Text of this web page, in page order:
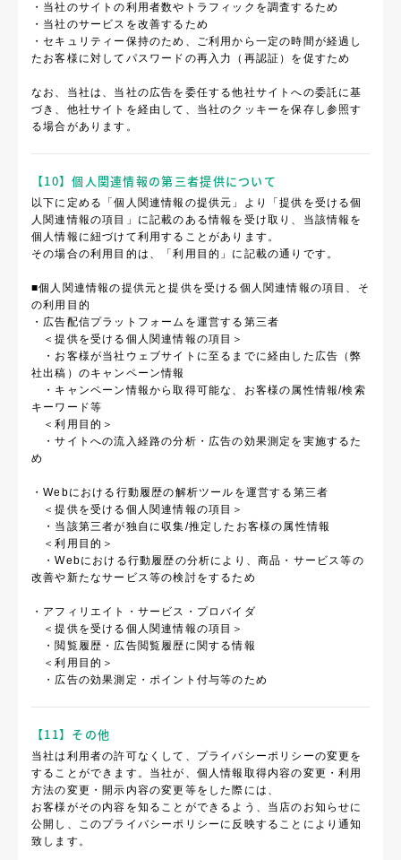
・当社のサイトの利用者数やトラフィックを調査するため
・当社のサービスを改善するため
・セキュリティー保持のため、ご利用から一定の時間が経過し
たお客様に対してパスワードの再入力（再認証）を促すため
なお、当社は、当社の広告を委任する他社サイトへの委託に基
づき、他社サイトを経由して、当社のクッキーを保存し参照す
る場合があります。
【10】個人関連情報の第三者提供について
以下に定める「個人関連情報の提供元」より「提供を受ける個
人関連情報の項目」に記載のある情報を受け取り、当該情報を
個人情報に紐づけて利用することがあります。
その場合の利用目的は、「利用目的」に記載の通りです。
■個人関連情報の提供元と提供を受ける個人関連情報の項目、そ
の利用目的
・広告配信プラットフォームを運営する第三者
＜提供を受ける個人関連情報の項目＞
・お客様が当社ウェブサイトに至るまでに経由した広告（弊
社出稿）のキャンペーン情報
・キャンペーン情報から取得可能な、お客様の属性情報/検索
キーワード等
＜利用目的＞
・サイトへの流入経路の分析・広告の効果測定を実施するた
め
・Webにおける行動履歴の解析ツールを運営する第三者
＜提供を受ける個人関連情報の項目＞
・当該第三者が独自に収集/推定したお客様の属性情報
＜利用目的＞
・Webにおける行動履歴の分析により、商品・サービス等の
改善や新たなサービス等の検討をするため
・アフィリエイト・サービス・プロバイダ
＜提供を受ける個人関連情報の項目＞
・閲覧履歴・広告閲覧履歴に関する情報
＜利用目的＞
・広告の効果測定・ポイント付与等のため
【11】その他
当社は利用者の許可なくして、プライバシーポリシーの変更を
することができます。当社が、個人情報取得内容の変更・利用
方法の変更・開示内容の変更等をした際には、
お客様がその内容を知ることができるよう、当店のお知らせに
公開し、このプライバシーポリシーに反映することにより通知
致します。